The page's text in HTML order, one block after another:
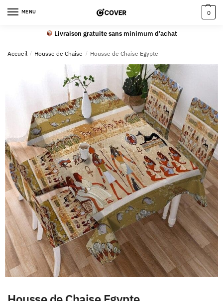
MENU 0
Livraison gratuite sans minimum d’achat
Accueil / Housse de Chaise / Housse de Chaise Egypte